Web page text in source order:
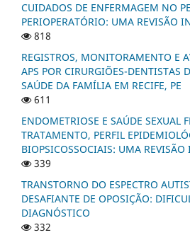
CUIDADOS DE ENFERMAGEM NO
PERIOPERATÓRIO: UMA REVISÃO
818
REGISTROS, MONITORAMENTO E
APS POR CIRURGIÕES-DENTISTAS
SAÚDE DA FAMÍLIA EM RECIFE, PE
611
ENDOMETRIOSE E SAÚDE SEXUAL
TRATAMENTO, PERFIL
BIOPSICOSSOCIAIS: UMA REVISÃO
339
TRANSTORNO DO ESPECTRO
DESAFIANTE DE OPOSIÇÃO:
DIAGNÓSTICO
332